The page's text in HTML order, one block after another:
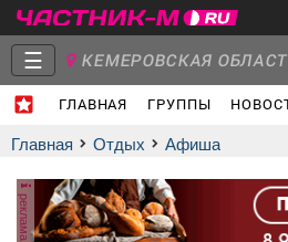
☰ КЕМЕРОВСКАЯ
ГЛАВНАЯ ГРУППЫ
Главная
Группы
Главная Отдых афиша
реклама